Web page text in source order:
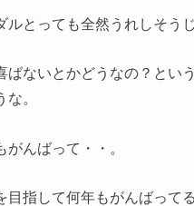
ルとっても全然うれしそう
ばないとかどうなの？とい
。
んばって・・。
目指して何年もがんばって